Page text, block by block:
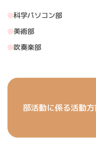
科学パソコン部
美術部
吹奏楽部
部活動に係る活動